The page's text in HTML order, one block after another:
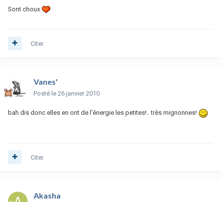
Sont choux
Citer
Vanes'
Posté le 26 janvier 2010
bah dis donc elles en ont de l'énergie les petites!.. très mignonnes!
Citer
Akasha